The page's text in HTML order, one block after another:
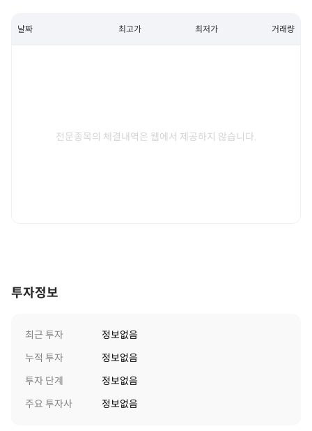
투자정보
최근 투자
정보없음
누적 투자
정보없음
투자 단계
정보없음
주요 투자사
정보없음
날짜 최고가 최저가 거래량
전문종목의 체결내역은 웹에서 제공하지 않습니다.